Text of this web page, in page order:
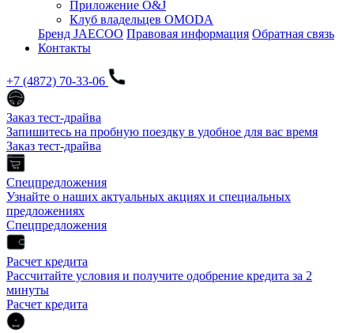
Приложение O&J
Клуб владельцев OMODA
Бренд JAECOO Правовая информация Обратная связь
Контакты
+7 (4872) 70-33-06
Заказ тест-драйва
Запишитесь на пробную поездку в удобное для вас время
Заказ тест-драйва
Спецпредложения
Узнайте о наших актуальных акциях и специальных
предложениях
Спецпредложения
Расчет кредита
Рассчитайте условия и получите одобрение кредита за 2
минуты
Расчет кредита